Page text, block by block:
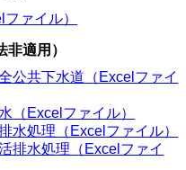
ァイル）
適用）
公共下水道（Excelファイ
（Excelファイル）
水処理（Excelファイル）
排水処理（Excelファイ